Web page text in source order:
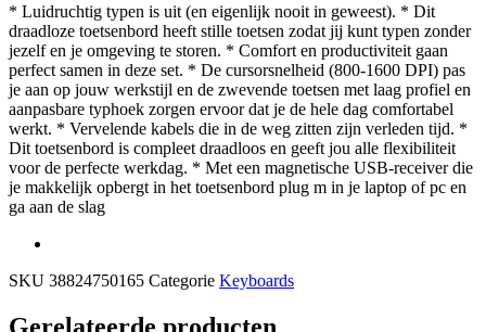
* Luidruchtig typen is uit (en eigenlijk nooit in geweest). * Dit
draadloze toetsenbord heeft stille toetsen zodat jij kunt typen zonder
jezelf en je omgeving te storen. * Comfort en productiviteit gaan
perfect samen in deze set. * De cursorsnelheid (800-1600 DPI) pas
je aan op jouw werkstijl en de zwevende toetsen met laag profiel en
aanpasbare typhoek zorgen ervoor dat je de hele dag comfortabel
werkt. * Vervelende kabels die in de weg zitten zijn verleden tijd. *
Dit toetsenbord is compleet draadloos en geeft jou alle flexibiliteit
voor de perfecte werkdag. * Met een magnetische USB-receiver die
je makkelijk opbergt in het toetsenbord plug m in je laptop of pc en
ga aan de slag
SKU 38824750165 Categorie Keyboards